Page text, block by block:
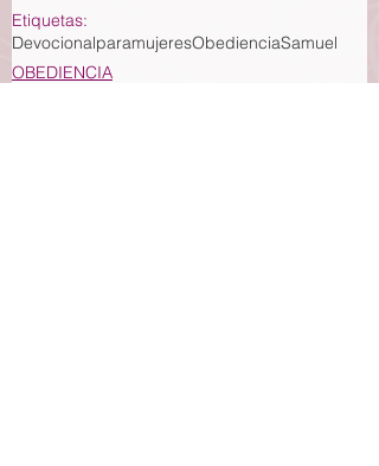
Etiquetas:
DevocionalparamujeresObedienciaSamuel
OBEDIENCIA